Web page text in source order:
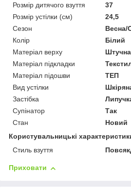
Розмір дитячого взуття
37
Розмір устілки (см)
24,5
Сезон
Весна/
Колір
Білий
Матеріал верху
Матеріал підкладки
Матеріал підошви
ТЕП
Вид устілки
Застібка
Супінатор
Так
Стан
Новий
Користувальницькі
Стиль взуття
Приховати